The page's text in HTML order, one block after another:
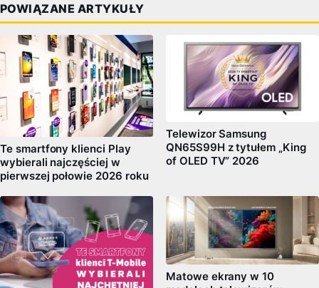
POWIĄZANE ARTYKUŁY
Te smartfony klienci Play
wybierali najczęściej w
pierwszej połowie 2026 roku
Telewizor Samsung
QN65S99H z tytułem „King
of OLED TV” 2026
Matowe ekrany w 10